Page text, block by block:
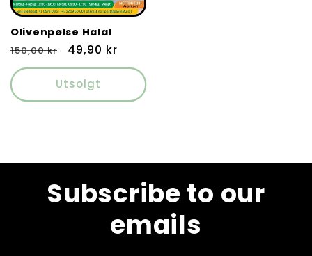
Olivenpølse Halal
Vanlig
pris
150,00 kr Salgspris
49,90 kr
Utsolgt
Subscribe to our
emails